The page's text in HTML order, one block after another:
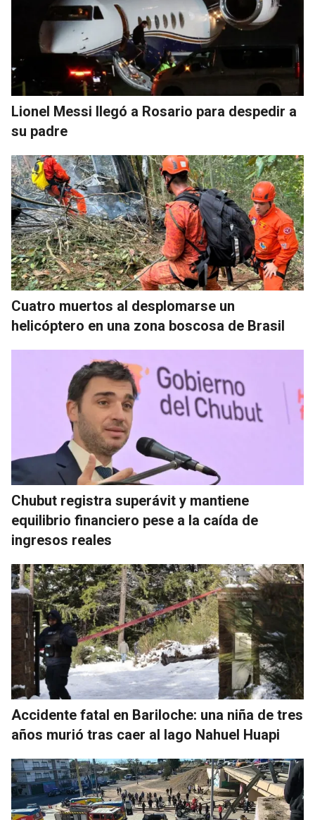
Lionel Messi llegó a Rosario para despedir a
su padre
Cuatro muertos al desplomarse un
helicóptero en una zona boscosa de Brasil
Chubut registra superávit y mantiene
equilibrio financiero pese a la caída de
ingresos reales
Accidente fatal en Bariloche: una niña de tres
años murió tras caer al lago Nahuel Huapi